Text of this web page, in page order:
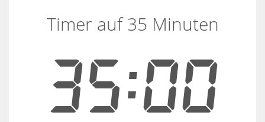
35:00
Timer auf 35 Minuten